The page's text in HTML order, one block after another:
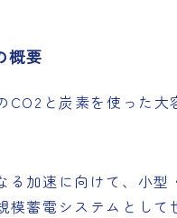
概要
CO2と炭素を使った大
る加速に向けて、小型
模蓄電システムとして